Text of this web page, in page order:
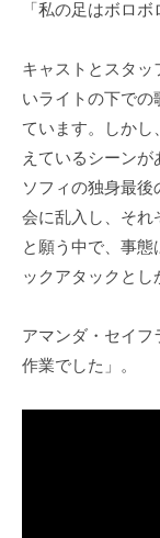
i
a
s
y
a
m
a
の
メ
ン
「私の足はボロボ
キャストとスタ
いライトの下での
ています。しかし
えているシーン
ソフィの独身最
会に乱入し、それ
と願う中で、事
ックアタックとし
アマンダ・セイ
作業でした」。